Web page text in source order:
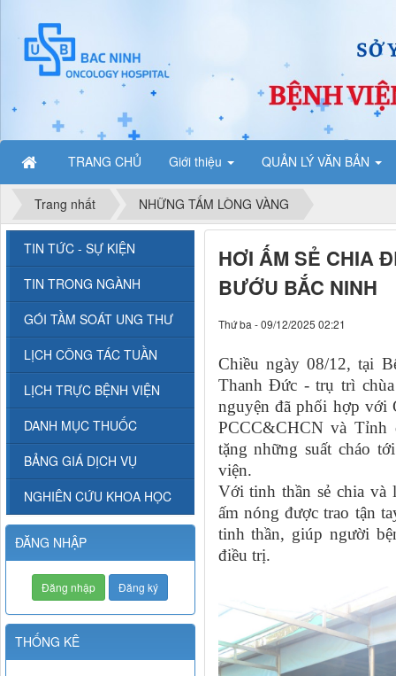
TRANG CHỦ Giới thiệu QUẢN LÝ VĂN BẢN
Trang nhất NHỮNG TẤM LÒNG VÀNG
HƠI ẤM SẺ CHIA
BƯỚU BẮC NINH
Thứ ba - 09/12/2025 02:21
Chiều ngày 08/12, tại
Thanh Đức -trụ trì chùa
nguyện đã phối hợp với
PCCC&CHCN và Tỉnh
tặng những suất cháo
viện.
Với tinh thần sẻ chia và
ấm nóng được trao tận
tinh thần, giúp người
điều trị.
TIN TỨC - SỰ KIỆN
TIN TRONG NGÀNH
GÓI TẦM SOÁT UNG THƯ
LỊCH CÔNG TÁC TUẦN
LỊCH TRỰC BỆNH VIỆN
DANH MỤC THUỐC
BẢNG GIÁ DỊCH VỤ
NGHIÊN CỨU KHOA HỌC
ĐĂNG NHẬP
Đăng nhập Đăng ký
THỐNG KÊ